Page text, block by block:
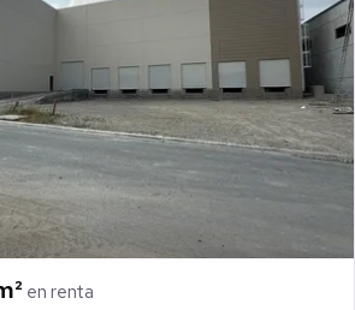
en renta